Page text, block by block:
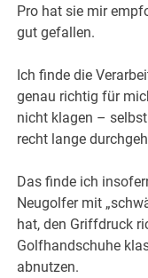
Pro hat sie mir
gut gefallen.
Ich finde die
genau richtig für
nicht klagen –
recht lange
Das finde ich
Neugolfer mit
hat, den Griffdruck
Golfhandschuhe
abnutzen.